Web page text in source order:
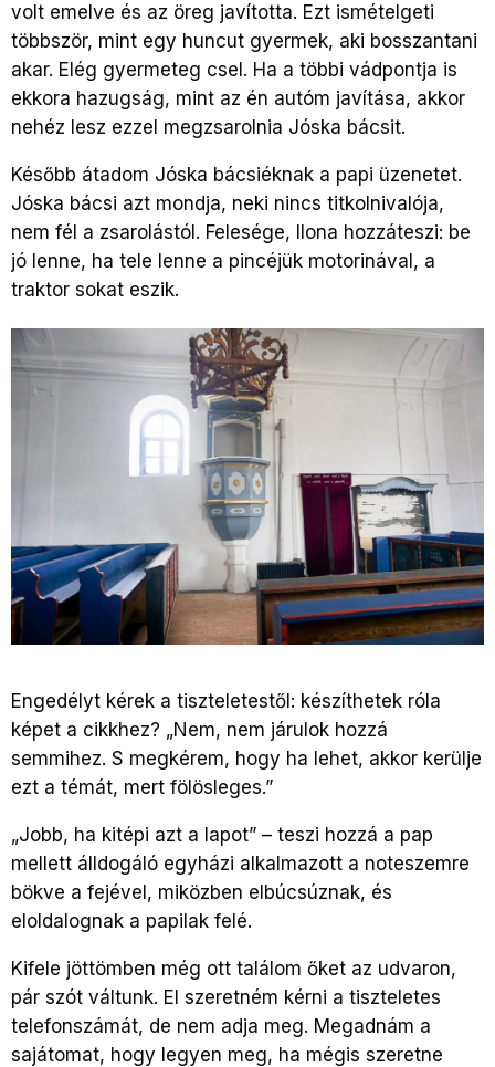
volt emelve és az öreg javította. Ezt ismételgeti
többször, mint egy huncut gyermek, aki bosszantani
akar. Elég gyermeteg csel. Ha a többi vádpontja is
ekkora hazugság, mint az én autóm javítása, akkor
nehéz lesz ezzel megzsarolnia Jóska bácsit.
Később átadom Jóska bácsiéknak a papi üzenetet.
Jóska bácsi azt mondja, neki nincs titkolnivalója,
nem fél a zsarolástól. Felesége, Ilona hozzáteszi: be
jó lenne, ha tele lenne a pincéjük motorinával, a
traktor sokat eszik.
Engedélyt kérek a tiszteletestől: készíthetek róla
képet a cikkhez? „Nem, nem járulok hozzá
semmihez. S megkérem, hogy ha lehet, akkor kerülje
ezt a témát, mert fölösleges.”
„Jobb, ha kitépi azt a lapot” – teszi hozzá a pap
mellett álldogáló egyházi alkalmazott a noteszemre
bökve a fejével, miközben elbúcsúznak, és
eloldalognak a papilak felé.
Kifele jöttömben még ott találom őket az udvaron,
pár szót váltunk. El szeretném kérni a tiszteletes
telefonszámát, de nem adja meg. Megadnám a
sajátomat, hogy legyen meg, ha mégis szeretne